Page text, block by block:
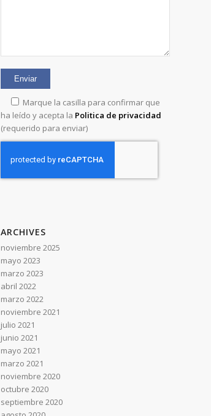
Marque la casilla para confirmar que
ha leído y acepta la Politica de privacidad
(requerido para enviar)
ARCHIVES
noviembre 2025
mayo 2023
marzo 2023
abril 2022
marzo 2022
noviembre 2021
julio 2021
junio 2021
mayo 2021
marzo 2021
noviembre 2020
octubre 2020
septiembre 2020